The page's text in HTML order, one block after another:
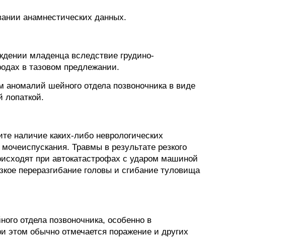
анамнестических данных.
младенца вследствие грудино-
в тазовом предлежании.
аномалий шейного отдела позвоночника в виде
лопаткой.
наличие каких-либо неврологических
Травмы в результате резкого
при автокатастрофах с ударом машиной
переразгибание головы и сгибание туловища
отдела позвоночника, особенно в
этом обычно отмечается поражение и других